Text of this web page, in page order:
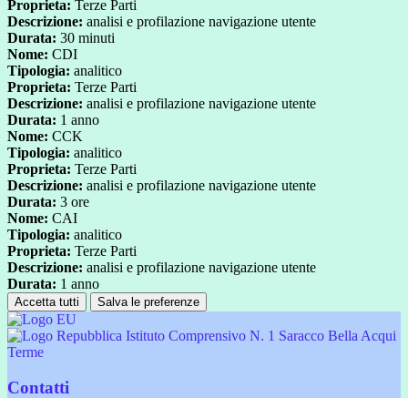
Proprieta: Terze Parti
Descrizione: analisi e profilazione navigazione utente
Durata: 30 minuti
Nome: CDI
Tipologia: analitico
Proprieta: Terze Parti
Descrizione: analisi e profilazione navigazione utente
Durata: 1 anno
Nome: CCK
Tipologia: analitico
Proprieta: Terze Parti
Descrizione: analisi e profilazione navigazione utente
Durata: 3 ore
Nome: CAI
Tipologia: analitico
Proprieta: Terze Parti
Descrizione: analisi e profilazione navigazione utente
Durata: 1 anno
Accetta tutti Salva le preferenze
Istituto Comprensivo N. 1 Saracco Bella Acqui
Terme
Contatti